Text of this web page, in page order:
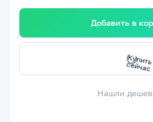
Добавить в
К
у
п
и
т
ь
с
е
й
ч
а
с
Нашли